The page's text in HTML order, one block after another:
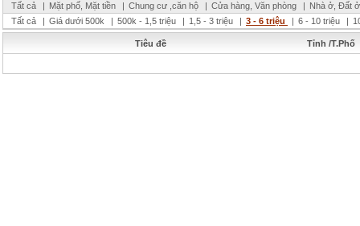
Tất cả
| Mặt phố, Mặt tiền | Chung cư ,căn hộ | Cửa hàng, Văn phòng | Nhà ở, Đất ở
Tất cả
| Giá dưới 500k | 500k - 1,5 triệu | 1,5 - 3 triệu | 3 - 6 triệu | 6 - 10 triệu |
Tiêu đề Tỉnh /T.Phố